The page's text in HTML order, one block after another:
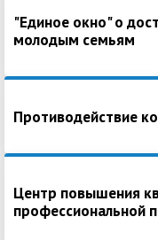
"Единое окно" о
молодым семьям
Противодействие
Центр повышения
профессиональной